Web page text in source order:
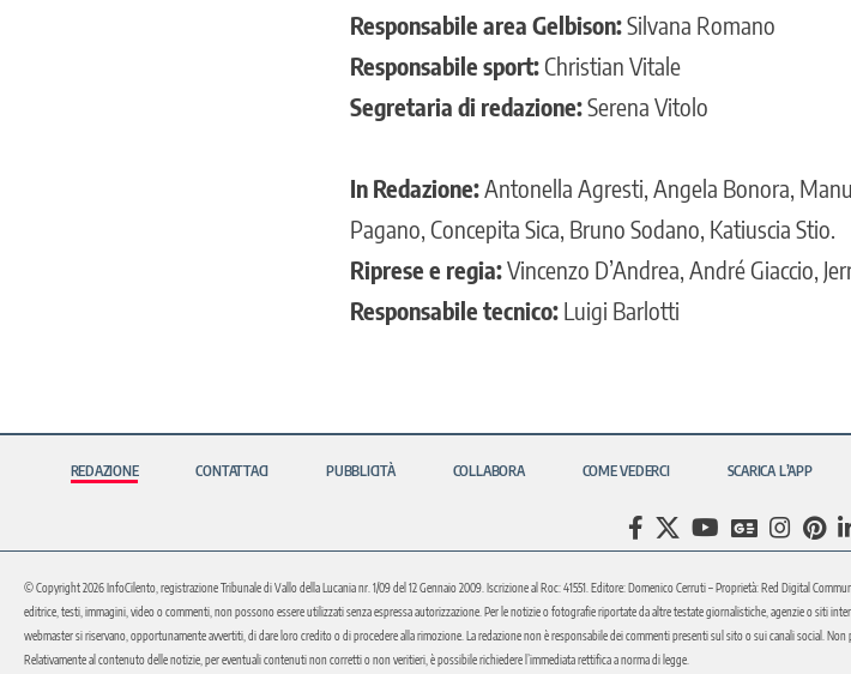
Responsabile area Gelbison:Silvana Romano
Responsabile sport:Christian Vitale
Segretaria di redazione:Serena Vitolo
In Redazione: Antonella Agresti, Angela Bonora,
Pagano, Concepita Sica, Bruno Sodano, Katiuscia Stio.
Riprese e regia:Vincenzo D’Andrea, André Giaccio,
Responsabile tecnico: Luigi Barlotti
REDAZIONE CONTATTACI PUBBLICITÀ COLLABORA COME VEDERCI SCARICA L’APP
© Copyright 2026 InfoCilento, registrazione Tribunale di Vallo della Lucania nr. 1/09 del 12 Gennaio 2009. Iscrizione al Roc: 41551. Editore: Domenico Cerruti – Proprietà: Red Digital
editrice, testi, immagini, video o commenti, non possono essere utilizzati senza espressa autorizzazione. Per le notizie o fotografie riportate da altre testate giornalistiche, agenzie o siti
webmaster si riservano, opportunamente avvertiti, di dare loro credito o di procedere alla rimozione. La redazione non è responsabile dei commenti presenti sul sito o sui canali social.
Relativamente al contenuto delle notizie, per eventuali contenuti non corretti o non veritieri, è possibile richiedere l’immediata rettifica a norma di legge.